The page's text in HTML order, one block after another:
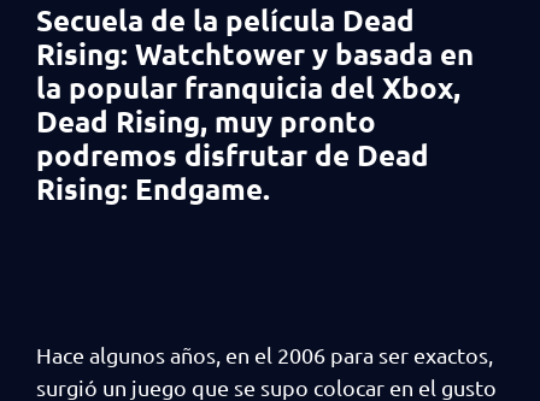
Secuela de la película Dead
Rising: Watchtower y basada en
la popular franquicia del Xbox,
Dead Rising, muy pronto
podremos disfrutar de Dead
Rising: Endgame.
Hace algunos años, en el 2006 para ser exactos,
surgió un juego que se supo colocar en el gusto